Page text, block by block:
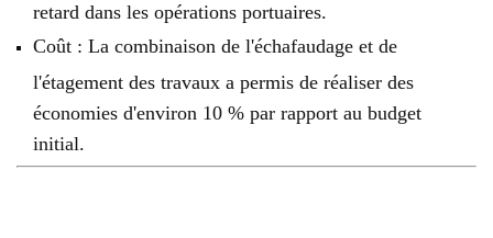
retard dans les opérations portuaires.
Coût : La combinaison de l'échafaudage et de
l'étagement des travaux a permis de réaliser des
économies d'environ 10 % par rapport au budget
initial.